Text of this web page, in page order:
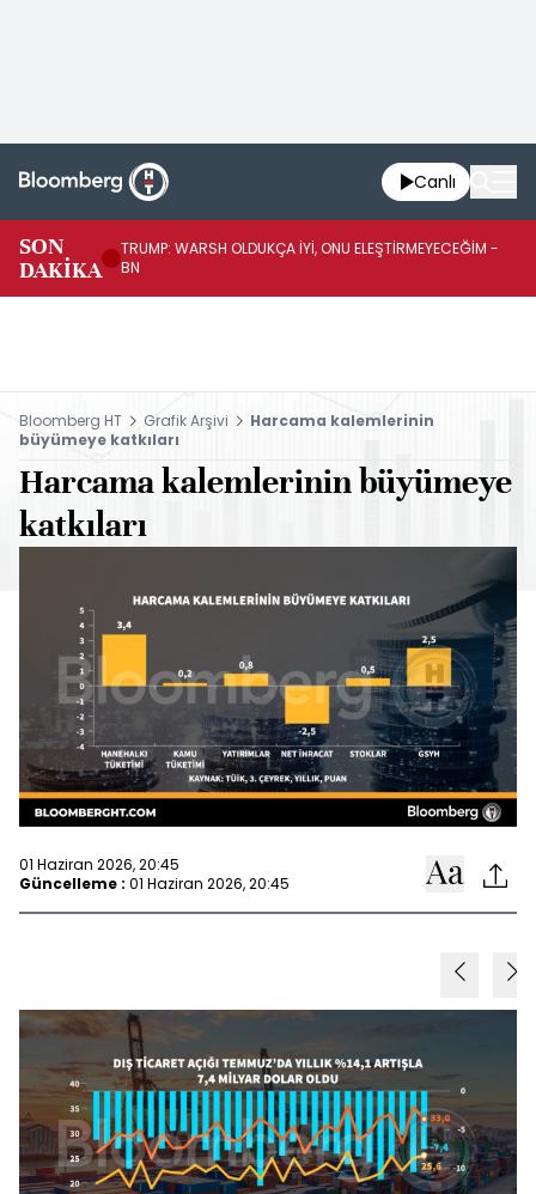
Canlı
SON
DAKİKA
TRUMP: WARSH OLDUKÇA İYİ, ONU ELEŞTİRMEYECEĞİM -
BN
Bloomberg HT Grafik Arşivi
Harcama kalemlerinin
büyümeye katkıları
Harcama kalemlerinin büyümeye
katkıları
01 Haziran 2026, 20:45
Güncelleme : 01 Haziran 2026, 20:45